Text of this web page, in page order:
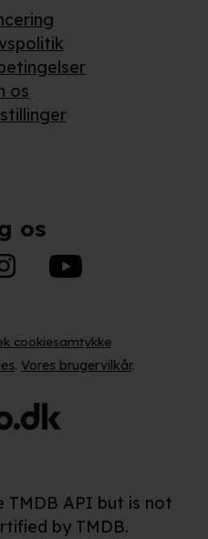
os
os
cookiesamtykke
. Vores brugervilkår.
TMDB API but is not
by TMDB.